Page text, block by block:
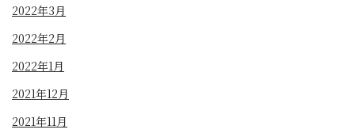
2022年3月
2022年2月
2022年1月
2021年12月
2021年11月